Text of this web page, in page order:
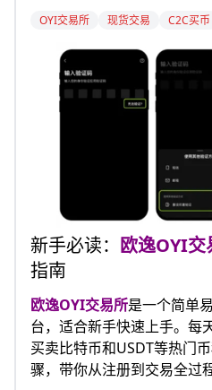
OYI交易所 现货交易 C2C买币
新手必读： 欧逸OYI交
指南
欧逸OYI交易所是一个简单
台，适合新手快速上手。每
买卖比特币和USDT等热门
骤，带你从注册到交易全过